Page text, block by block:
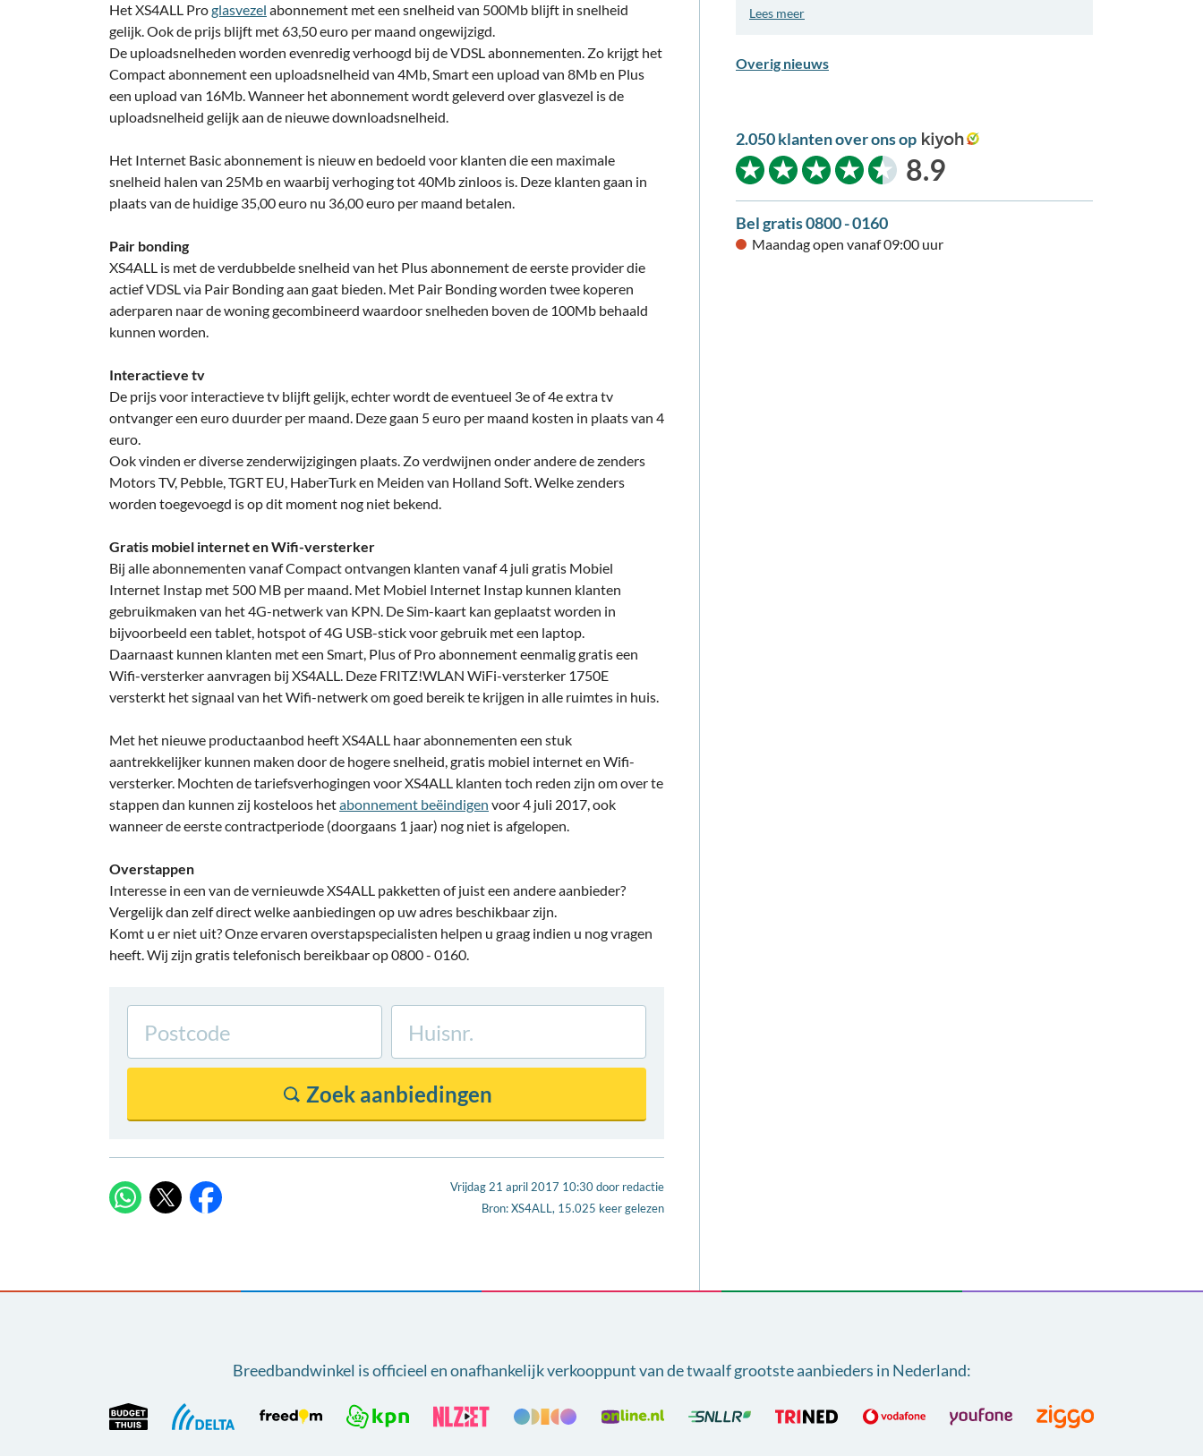
Het XS4ALL Proglasvezel abonnement met een snelheid van 500Mb blijft in snelheid
gelijk. Ook de prijs blijft met 63,50 euro per maand ongewijzigd.
De uploadsnelheden worden evenredig verhoogd bij de VDSL abonnementen. Zo krijgt het
Compact abonnement een uploadsnelheid van 4Mb, Smart een upload van 8Mb en Plus
een upload van 16Mb. Wanneer het abonnement wordt geleverd over glasvezel is de
uploadsnelheid gelijk aan de nieuwe downloadsnelheid.
Het Internet Basic abonnement is nieuw en bedoeld voor klanten die een maximale
snelheid halen van 25Mb en waarbij verhoging tot 40Mb zinloos is. Deze klanten gaan in
plaats van de huidige 35,00 euro nu 36,00 euro per maand betalen.
Pair bonding
XS4ALL is met de verdubbelde snelheid van het Plus abonnement de eerste provider die
actief VDSL via Pair Bonding aan gaat bieden. Met Pair Bonding worden twee koperen
aderparen naar de woning gecombineerd waardoor snelheden boven de 100Mb behaald
kunnen worden.
Interactieve tv
De prijs voor interactieve tv blijft gelijk, echter wordt de eventueel 3e of 4e extra tv
ontvanger een euro duurder per maand. Deze gaan 5 euro per maand kosten in plaats van 4
euro.
Ook vinden er diverse zenderwijzigingen plaats. Zo verdwijnen onder andere de zenders
Motors TV, Pebble, TGRT EU, HaberTurk en Meiden van Holland Soft. Welke zenders
worden toegevoegd is op dit moment nog niet bekend.
Gratis mobiel internet en Wifi-versterker
Bij alle abonnementen vanaf Compact ontvangen klanten vanaf 4 juli gratis Mobiel
Internet Instap met 500 MB per maand. Met Mobiel Internet Instap kunnen klanten
gebruikmaken van het 4G-netwerk van KPN. De Sim-kaart kan geplaatst worden in
bijvoorbeeld een tablet, hotspot of 4G USB-stick voor gebruik met een laptop.
Daarnaast kunnen klanten met een Smart, Plus of Pro abonnement eenmalig gratis een
Wifi-versterker aanvragen bij XS4ALL. Deze FRITZ!WLAN WiFi-versterker 1750E
versterkt het signaal van het Wifi-netwerk om goed bereik te krijgen in alle ruimtes in huis.
Met het nieuwe productaanbod heeft XS4ALL haar abonnementen een stuk
aantrekkelijker kunnen maken door de hogere snelheid, gratis mobiel internet en Wifi-
versterker. Mochten de tariefsverhogingen voor XS4ALL klanten toch reden zijn om over te
stappen dan kunnen zij kosteloos hetabonnement beëindigen voor 4 juli 2017, ook
wanneer de eerste contractperiode (doorgaans 1 jaar) nog niet is afgelopen.
Overstappen
Interesse in een van de vernieuwde XS4ALL pakketten of juist een andere aanbieder?
Vergelijk dan zelf direct welke aanbiedingen op uw adres beschikbaar zijn.
Komt u er niet uit? Onze ervaren overstapspecialisten helpen u graag indien u nog vragen
heeft. Wij zijn gratis telefonisch bereikbaar op 0800 - 0160.
Vrijdag 21 april 2017 10:30door redactie
Bron: XS4ALL, 15.025 keer gelezen
Lees meer
Overig nieuws
2.050 klanten over ons op
kiyoh
8.9
Bel gratis 0800 - 0160
Maandag open vanaf 09:00 uur
Breedbandwinkel is officieel en onafhankelijk verkooppunt vande twaalf grootste aanbieders in Nederland: